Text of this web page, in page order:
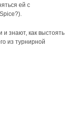
ей с
знают, как выстоять
из турнирной